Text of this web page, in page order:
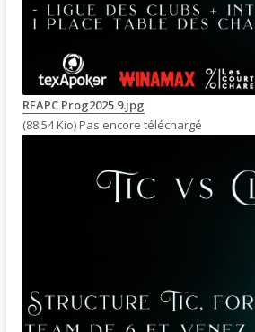
RFAPC Prog2025 9.jpg
(88.54 Kio) Pas encore téléchargé